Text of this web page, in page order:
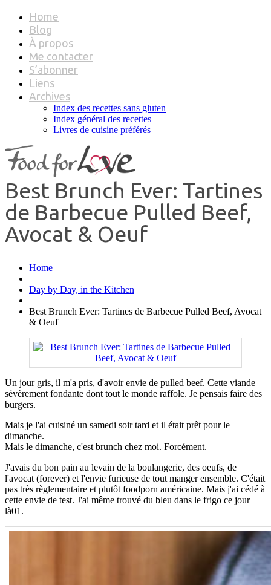
Home
Blog
À propos
Me contacter
S’abonner
Liens
Archives
Index des recettes sans gluten
Index général des recettes
Livres de cuisine préférés
Best Brunch Ever: Tartines
de Barbecue Pulled Beef,
Avocat & Oeuf
Home
Day by Day, in the Kitchen
Best Brunch Ever: Tartines de Barbecue Pulled Beef, Avocat
& Oeuf
Un jour gris, il m'a pris, d'avoir envie de pulled beef. Cette viande
sévèrement fondante dont tout le monde raffole. Je pensais faire des
burgers.
Mais je l'ai cuisiné un samedi soir tard et il était prêt pour le
dimanche.
Mais le dimanche, c'est brunch chez moi. Forcément.
J'avais du bon pain au levain de la boulangerie, des oeufs, de
l'avocat (forever) et l'envie furieuse de tout manger ensemble. C'était
pas très règlementaire et plutôt foodporn américaine. Mais j'ai cédé à
cette envie de test. J'ai même trouvé du bleu dans le frigo ce jour
là01.